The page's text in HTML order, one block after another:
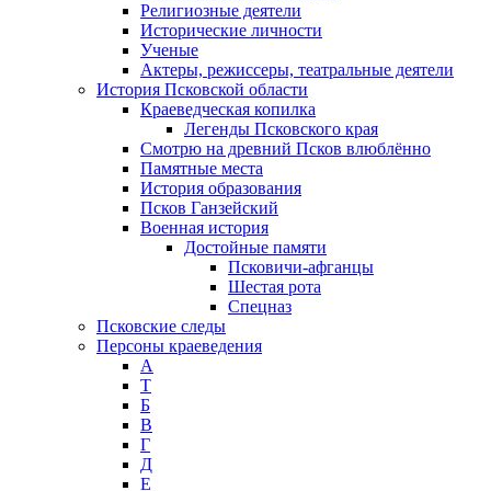
Религиозные деятели
Исторические личности
Ученые
Актеры, режиссеры, театральные деятели
История Псковской области
Краеведческая копилка
Легенды Псковского края
Смотрю на древний Псков влюблённо
Памятные места
История образования
Псков Ганзейский
Военная история
Достойные памяти
Псковичи-афганцы
Шестая рота
Спецназ
Псковские следы
Персоны краеведения
А
T
Б
В
Г
Д
Е